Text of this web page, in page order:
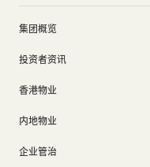
集团概览
集团架构
我们的创办人
50周年
内地业务
投资者资讯
股东周年大会文件
中期报告/年报及可持续发展报告
以电子方式发布公司通讯之安排
香港物业
其他物业
香港出租物业
内地物业
内地出租物业
企业管治